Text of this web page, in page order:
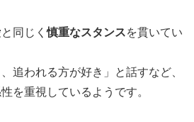
同じく慎重なスタンスを貫いてい
追われる方が好き」と話すなど、
を重視しているようです。